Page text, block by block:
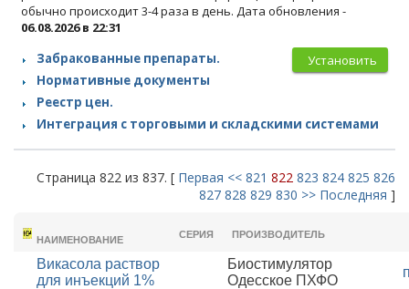
обычно происходит 3-4 раза в день. Дата обновления -
06.08.2026 в 22:31
Установить
Забракованные препараты.
Нормативные документы
Реестр цен.
Интеграция с торговыми и складскими системами
Страница 822 из 837. [ Первая << 821 822 823 824 825 826
827 828 829 830 >> Последняя ]
НАИМЕНОВАНИЕ
СЕРИЯ ПРОИЗВОДИТЕЛЬ
Викасола раствор
для инъекций 1%
Биостимулятор
Одесское ПХФО